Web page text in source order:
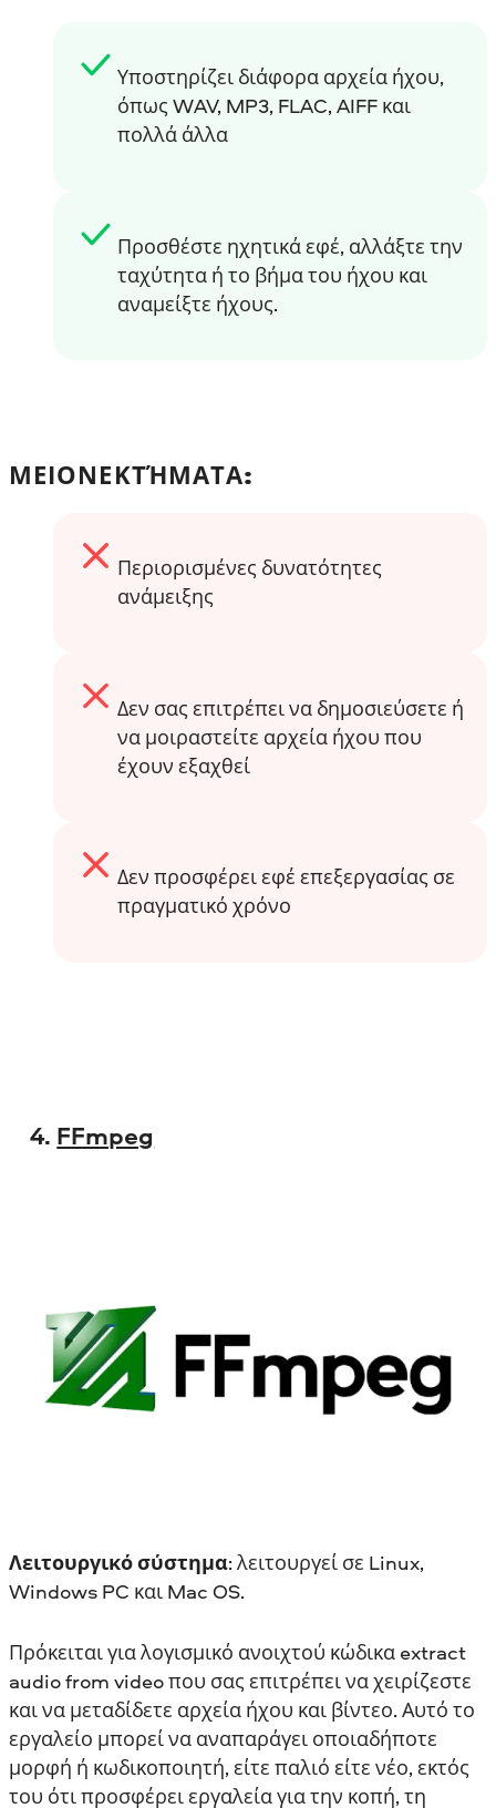
Υποστηρίζει διάφορα αρχεία ήχου,
όπως WAV, MP3, FLAC, AIFF και
πολλά άλλα
Προσθέστε ηχητικά εφέ, αλλάξτε την
ταχύτητα ή το βήμα του ήχου και
αναμείξτε ήχους.
ΜΕΙΟΝΕΚΤΉΜΑΤΑ:
Περιορισμένες δυνατότητες
ανάμειξης
Δεν σας επιτρέπει να δημοσιεύσετε ή
να μοιραστείτε αρχεία ήχου που
έχουν εξαχθεί
Δεν προσφέρει εφέ επεξεργασίας σε
πραγματικό χρόνο
4. FFmpeg
Λειτουργικό σύστημα: λειτουργεί σε Linux,
Windows PC και Mac OS.
Πρόκειται για λογισμικό ανοιχτού κώδικα extract
audio from video που σας επιτρέπει να χειρίζεστε
και να μεταδίδετε αρχεία ήχου και βίντεο. Αυτό το
εργαλείο μπορεί να αναπαράγει οποιαδήποτε
μορφή ή κωδικοποιητή, είτε παλιό είτε νέο, εκτός
του ότι προσφέρει εργαλεία για την κοπή, τη